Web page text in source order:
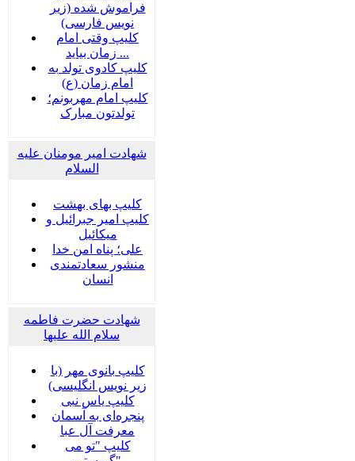
فراموش شده (زیر
نویس فارسی)
کلیپ وقتی امام
زمان بیاید ...
کلیپ کادوی تولد به
امام زمان (ع)
کلیپ امام مهربونم؛
تولدتون مبارک
شهادت امیر مومنان علیه
السلام
کلیپ بهای بهشت
کلیپ امیر جبرائیل و
میکائیل
علی؛ پناه امن خدا
منشور سعادتمندی
انسان
شهادت حضرت فاطمه
سلام الله علیها
کلیپ بانوی مهر (با
زیر نویس انگلیسی)
کلیپ یاس نبی
پنجره‌ای به آسمان
معرفت آل عبا
کلیپ "تو می